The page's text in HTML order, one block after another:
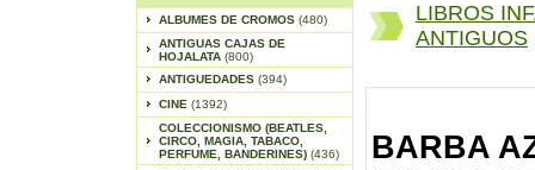
ALBUMES DE CROMOS (480)
ANTIGUAS CAJAS DE
HOJALATA (800)
ANTIGUEDADES (394)
CINE (1392)
COLECCIONISMO (BEATLES,
CIRCO, MAGIA, TABACO,
PERFUME, BANDERINES) (436)
LIBROS
ANTIGUOS
BARBA